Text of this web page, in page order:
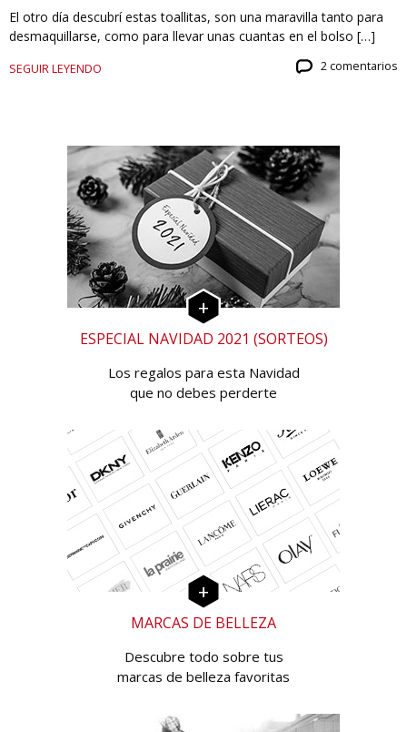
El otro día descubrí estas toallitas, son una maravilla tanto para
desmaquillarse, como para llevar unas cuantas en el bolso […]
SEGUIR LEYENDO 2 comentarios
ESPECIAL NAVIDAD 2021 (SORTEOS)
Los regalos para esta Navidad
que no debes perderte
MARCAS DE BELLEZA
Descubre todo sobre tus
marcas de belleza favoritas